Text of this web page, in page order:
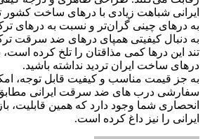
ایرانی شباهت زیادی با درهای ساخت کشور
به درهای چینی گران‌تر و نسبت به درهای
به دنبال کیفیتی همپای درهای ضد سرقت
تند این درها کمی مذاقتان را تلخ کرده
درهای ساخت ایران تردید نداشته باشید.
به جز قیمت مناسب و کیفیت قابل توجه،
سفارشی درب های ضد سرقت ایرانی مطابق
انحصاری شما وجود دارد که همین قابلیت،
ایرانی را نیز داغ کرده است.